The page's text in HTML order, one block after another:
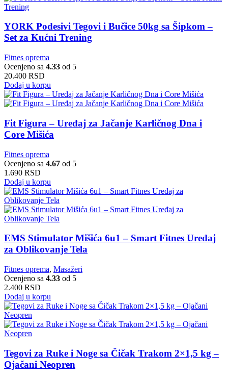
YORK Podesivi Tegovi i Bučice 50kg sa Šipkom –
Set za Kućni Trening
Fitnes oprema
Ocenjeno sa 4.33 od 5
20.400 RSD
Dodaj u korpu
Fit Figura – Uređaj za Jačanje Karličnog Dna i
Core Mišića
Fitnes oprema
Ocenjeno sa 4.67 od 5
1.690 RSD
Dodaj u korpu
EMS Stimulator Mišića 6u1 – Smart Fitnes Uređaj
za Oblikovanje Tela
Fitnes oprema, Masažeri
Ocenjeno sa 4.33 od 5
2.400 RSD
Dodaj u korpu
Tegovi za Ruke i Noge sa Čičak Trakom 2×1,5 kg –
Ojačani Neopren